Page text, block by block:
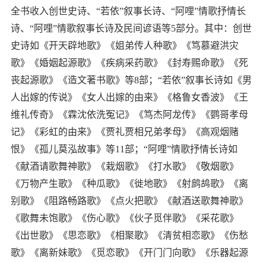
全书收入创世史诗、 “若依”叙事长诗、 “阿哩”情歌抒情长
诗、 “阿哩”情歌叙事长诗及民间谚语等5部分。其中：创世
史诗如《开天辟地歌》《姐弟传人种歌》《笃慕避洪灾
歌》《婚姻起源歌》《疾病采药歌》《封寿赐命歌》《死
丧起源歌》《造文著书歌》等8部； “若依”叙事长诗如《男
人出嫁的传说》《女人出嫁的由来》《格鲁女香波》《王
维礼传奇》《霖沈依洗冤记》《笃杰阿龙传》《鹦哥孝母
记》《彩虹的由来》《贾礼贾相兄弟孝母》《高观烟赌
恨》《孤儿莫泓故事》等11部； “阿哩”情歌抒情长诗如
《献酒请歌舞神歌》《栽烟歌》《打水歌》《敬烟歌》
《万物产生歌》《种瓜歌》《徙地歌》《射鹧鸪歌》《离
别歌》《阻路畅路歌》《点火把歌》《献酒送歌舞神歌》
《歌舞未饱歌》《伤心歌》《伙子觅伴歌》《采花歌》
《出世歌》《思恋歌》《相聚歌》《清贫相恋歌》《伤愁
歌》《离新妹歌》《觅恋歌》《开门门向歌》《乐器起源